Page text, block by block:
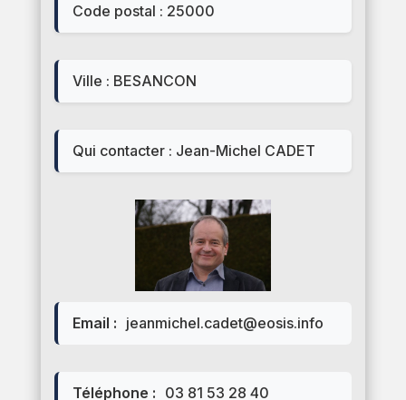
Code postal : 25000
Ville : BESANCON
Qui contacter : Jean-Michel CADET
Email : jeanmichel.cadet@eosis.info
Téléphone : 03 81 53 28 40